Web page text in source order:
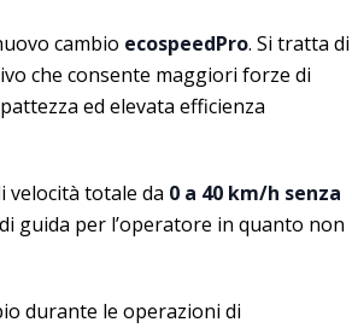
cambio ecospeedPro. Si tratta di
che consente maggiori forze di
ed elevata efficienza
velocità totale da 0 a 40 km/h senza
guida per l’operatore in quanto non
durante le operazioni di